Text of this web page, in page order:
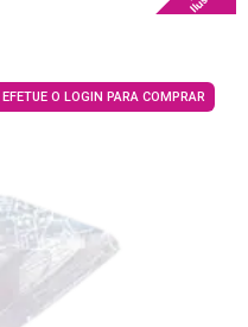
EFETUE O LOGIN PARA COMPRAR